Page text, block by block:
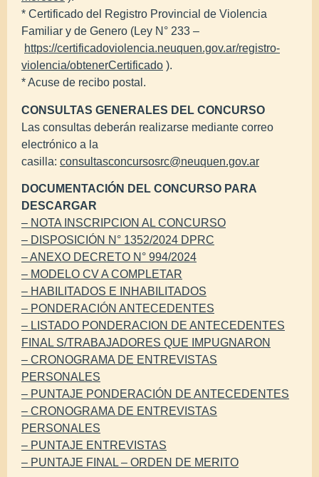
* Certificado del Registro Provincial de Violencia
Familiar y de Genero (Ley N° 233 –
https://certificadoviolencia.neuquen.gov.ar/registro-
violencia/obtenerCertificado ).
* Acuse de recibo postal.
CONSULTAS GENERALES DEL CONCURSO
Las consultas deberán realizarse mediante correo
electrónico a la
casilla: consultasconcursosrc@neuquen.gov.ar
DOCUMENTACIÓN DEL CONCURSO PARA
DESCARGAR
– NOTA INSCRIPCION AL CONCURSO
– DISPOSICIÓN N° 1352/2024 DPRC
– ANEXO DECRETO N° 994/2024
– MODELO CV A COMPLETAR
– HABILITADOS E INHABILITADOS
– PONDERACIÓN ANTECEDENTES
– LISTADO PONDERACION DE ANTECEDENTES
FINAL S/TRABAJADORES QUE IMPUGNARON
– CRONOGRAMA DE ENTREVISTAS
PERSONALES
– PUNTAJE PONDERACIÓN DE ANTECEDENTES
– CRONOGRAMA DE ENTREVISTAS
PERSONALES
– PUNTAJE ENTREVISTAS
– PUNTAJE FINAL – ORDEN DE MERITO